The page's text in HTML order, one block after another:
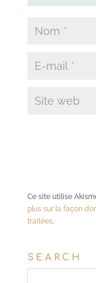
Ce site utilise
plus sur la façon
traitées.
SEARCH